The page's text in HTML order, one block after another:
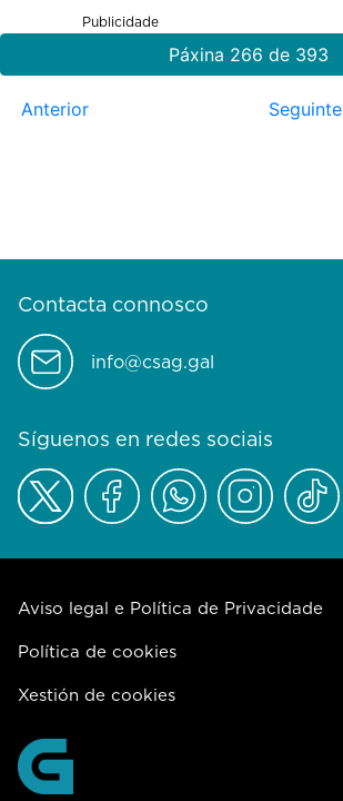
Publicidade
Páxina 266 de 393
Anterior Seguinte
Contacta connosco
info@csag.gal
Síguenos en redes sociais
Aviso legal e Política de Privacidade
Política de cookies
Xestión de cookies